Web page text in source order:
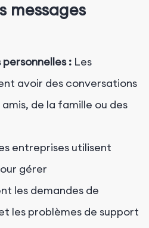
messages
: Les
avoir des conversations
de la famille ou des
entreprises utilisent
gérer
les demandes de
les problèmes de support